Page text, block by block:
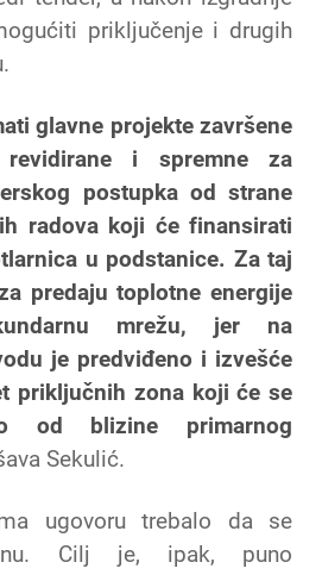
priključenje i drugih
glavne projekte završene
i spremne za
postupka od strane
radova koji će finansirati
u podstanice. Za taj
predaju toplotne energije
mrežu, jer na
je predviđeno i izvešće
priključnih zona koji će se
od blizine primarnog
Sekulić.
ugovoru trebalo da se
Cilj je, ipak, puno